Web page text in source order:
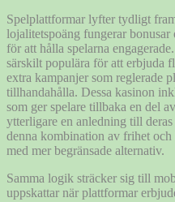
Spelplattformar lyfter tydligt
lojalitetspoäng fungerar
för att hålla spelarna
särskilt populära för att erbjuda
extra kampanjer som reglerade
tillhandahålla. Dessa kasinon
som ger spelare tillbaka en del
ytterligare en anledning till
denna kombination av frihet
med mer begränsade alternativ.
Samma logik sträcker sig till
uppskattar när plattformar